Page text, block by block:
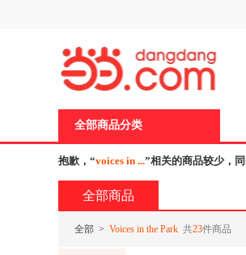
全部商品分类
抱歉，“voices in ...”相关的商品较少，
全部商品
全部 > Voices in the Park 共23件商品
页